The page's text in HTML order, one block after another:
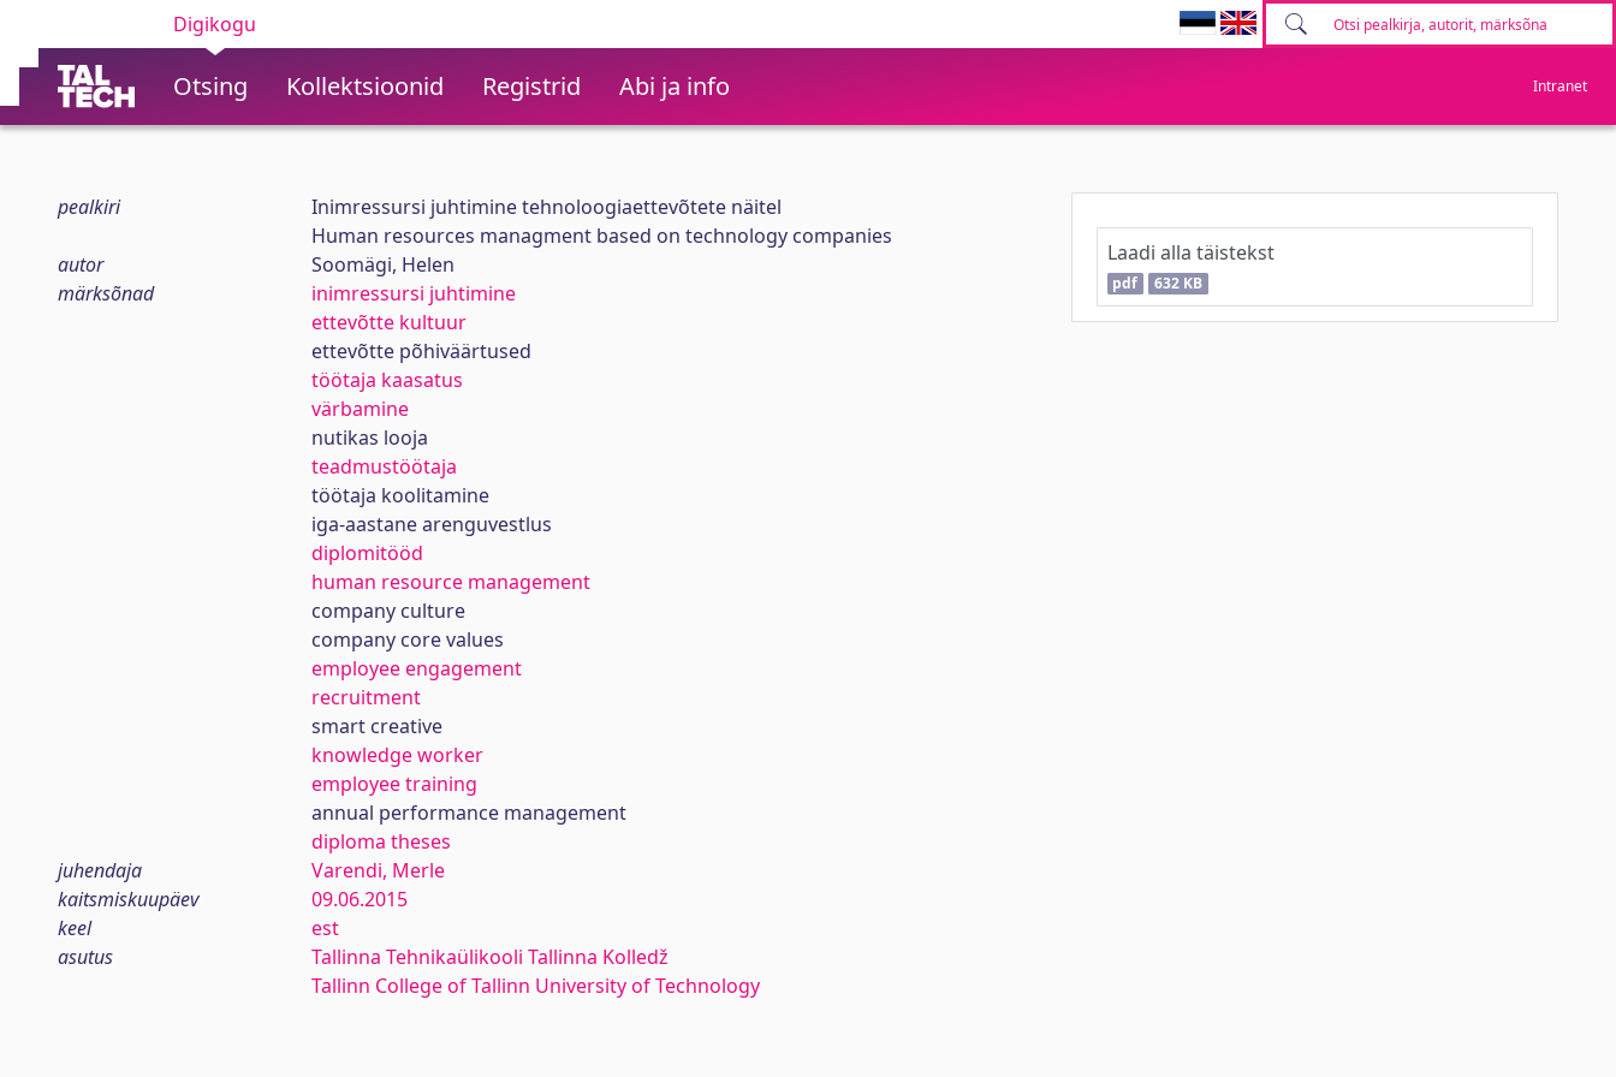
Digikogu
Otsing Kollektsioonid Registrid Abi ja info Intranet
pealkiri
Inimressursi juhtimine tehnoloogiaettevõtete näitel
Human resources managment based on technology companies
autor
Soomägi, Helen
märksõnad
inimressursi juhtimine
ettevõtte kultuur
ettevõtte põhiväärtused
töötaja kaasatus
värbamine
nutikas looja
teadmustöötaja
töötaja koolitamine
iga-aastane arenguvestlus
diplomitööd
human resource management
company culture
company core values
employee engagement
recruitment
smart creative
knowledge worker
employee training
annual performance management
diploma theses
juhendaja
Varendi, Merle
kaitsmiskuupäev
09.06.2015
keel
est
asutus
Tallinna Tehnikaülikooli Tallinna Kolledž
Tallinn College of Tallinn University of Technology
Laadi alla täistekst
pdf 632 KB